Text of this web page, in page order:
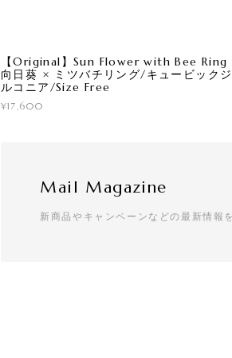
【Original】Sun Flower with Bee Ring
向日葵 × ミツバチリング/キュービックジ
ルコニア/Size Free
¥17,600
Mail Magazine
新商品やキャンペーンなどの最新情報